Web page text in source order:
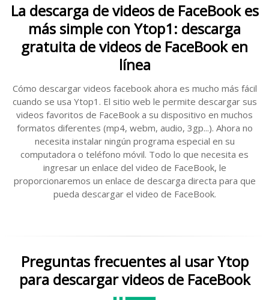
La descarga de videos de FaceBook es
más simple con Ytop1: descarga
gratuita de videos de FaceBook en
línea
Cómo descargar videos facebook ahora es mucho más fácil
cuando se usa Ytop1. El sitio web le permite descargar sus
videos favoritos de FaceBook a su dispositivo en muchos
formatos diferentes (mp4, webm, audio, 3gp...). Ahora no
necesita instalar ningún programa especial en su
computadora o teléfono móvil. Todo lo que necesita es
ingresar un enlace del video de FaceBook, le
proporcionaremos un enlace de descarga directa para que
pueda descargar el video de FaceBook.
Preguntas frecuentes al usar Ytop
para descargar videos de FaceBook